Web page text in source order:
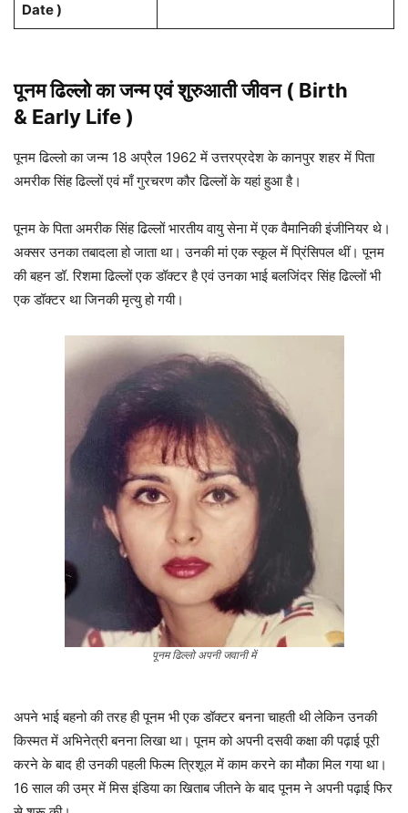
Date )
पूनम ढिल्लो का जन्म एवं शुरुआती जीवन ( Birth
& Early Life )
पूनम ढिल्लो का जन्म 18 अप्रैल 1962 में उत्तरप्रदेश के कानपुर शहर में पिता
अमरीक सिंह ढिल्लों एवं माँ गुरचरण कौर ढिल्लों के यहां हुआ है।
पूनम के पिता अमरीक सिंह ढिल्लों भारतीय वायु सेना में एक वैमानिकी इंजीनियर थे।
अक्सर उनका तबादला हो जाता था। उनकी मां एक स्कूल में प्रिंसिपल थीं। पूनम
की बहन डॉ. रिशमा ढिल्लों एक डॉक्टर है एवं उनका भाई बलजिंदर सिंह ढिल्लों भी
एक डॉक्टर था जिनकी मृत्यु हो गयी।
पूनम ढिल्लो अपनी जवानी में
अपने भाई बहनो की तरह ही पूनम भी एक डॉक्टर बनना चाहती थी लेकिन उनकी
किस्मत में अभिनेत्री बनना लिखा था। पूनम को अपनी दसवी कक्षा की पढ़ाई पूरी
करने के बाद ही उनकी पहली फिल्म त्रिशूल में काम करने का मौका मिल गया था।
16 साल की उम्र में मिस इंडिया का खिताब जीतने के बाद पूनम ने अपनी पढ़ाई फिर